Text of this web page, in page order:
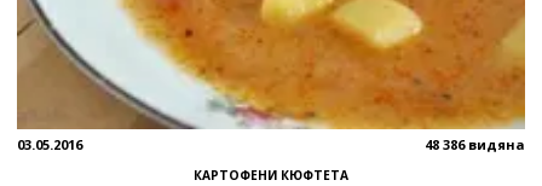
03.05.2016 48 386 видяна
КАРТОФЕНИ КЮФТЕТА